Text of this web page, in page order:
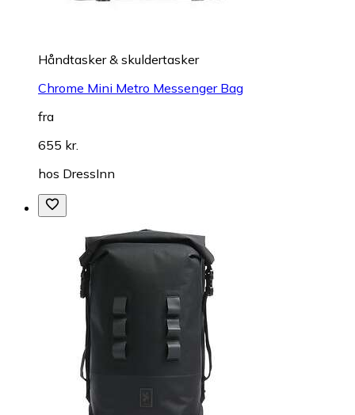
Håndtasker & skuldertasker
Chrome Mini Metro Messenger Bag
fra
655 kr.
hos DressInn